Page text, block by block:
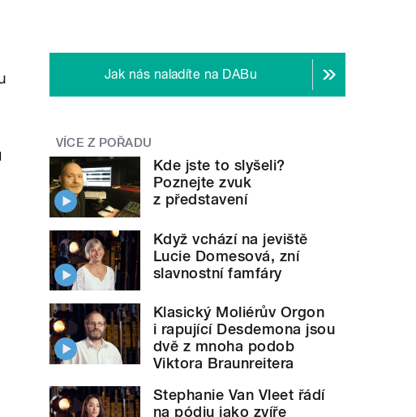
Jak nás naladíte na DABu
VÍCE Z POŘADU
Kde jste to slyšeli?
Poznejte zvuk
z představení
Když vchází na jeviště
Lucie Domesová, zní
slavnostní famfáry
Klasický Moliérův Orgon
i rapující Desdemona jsou
dvě z mnoha podob
Viktora Braunreitera
Stephanie Van Vleet řádí
na pódiu jako zvíře